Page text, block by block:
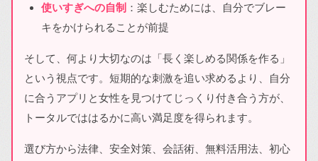
使いすぎへの自制 ：楽しむためには、自分でブレー
キをかけられることが前提
そして、何より大切なのは「長く楽しめる関係を作る」
という視点です。短期的な刺激を追い求めるより、自分
に合うアプリと女性を見つけてじっくり付き合う方が、
トータルでははるかに高い満足度を得られます。
選び方から法律、安全対策、会話術、無料活用法、初心